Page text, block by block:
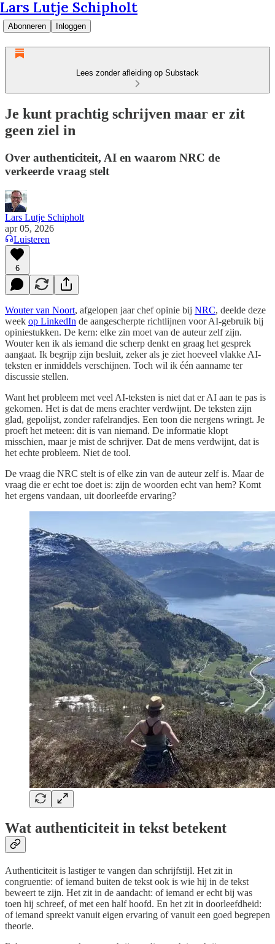
Lars Lutje Schipholt
Abonneren Inloggen
Lees zonder afleiding op Substack
Je kunt prachtig schrijven maar er zit
geen ziel in
Over authenticiteit, AI en waarom NRC de
verkeerde vraag stelt
Lars Lutje Schipholt
apr 05, 2026
Luisteren
6
Wouter van Noort, afgelopen jaar chef opinie bij NRC, deelde deze
week op LinkedIn de aangescherpte richtlijnen voor AI-gebruik bij
opiniestukken. De kern: elke zin moet van de auteur zelf zijn.
Wouter ken ik als iemand die scherp denkt en graag het gesprek
aangaat. Ik begrijp zijn besluit, zeker als je ziet hoeveel vlakke AI-
teksten er inmiddels verschijnen. Toch wil ik één aanname ter
discussie stellen.
Want het probleem met veel AI-teksten is niet dat er AI aan te pas is
gekomen. Het is dat de mens erachter verdwijnt. De teksten zijn
glad, gepolijst, zonder rafelrandjes. Een toon die nergens wringt. Je
proeft het meteen: dit is van niemand. De informatie klopt
misschien, maar je mist de schrijver. Dat de mens verdwijnt, dat is
het echte probleem. Niet de tool.
De vraag die NRC stelt is of elke zin van de auteur zelf is. Maar de
vraag die er echt toe doet is: zijn de woorden echt van hem? Komt
het ergens vandaan, uit doorleefde ervaring?
Wat authenticiteit in tekst betekent
Authenticiteit is lastiger te vangen dan schrijfstijl. Het zit in
congruentie: of iemand buiten de tekst ook is wie hij in de tekst
beweert te zijn. Het zit in de aandacht: of iemand er echt bij was
toen hij schreef, of met een half hoofd. En het zit in doorleefdheid:
of iemand spreekt vanuit eigen ervaring of vanuit een goed begrepen
theorie.